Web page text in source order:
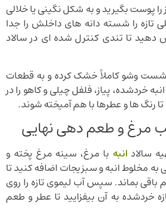
را پوست بگیرید و به شکل نگینی یا خلالی
تازه را شسته دانه های داخلش را جدا
دهید تا تندی کنترل شده ای در سالاد
شست وشو کاملاً خشک کرده و به قطعات
خردشده، پیاز، فلفل چیلی و کاهو را در
رنگ ها و عطرها با هم آمیخته شوند.
مرغ و طعم دهی نهایی
سالاد انبه با مرغ، سینه مرغ پخته و
مخلوط انبه و سبزیجات اضافه کنید تا
بماند. سپس آب لیموی تازه را روی
خردشده به آن بیفزایید تا عطر و طعم